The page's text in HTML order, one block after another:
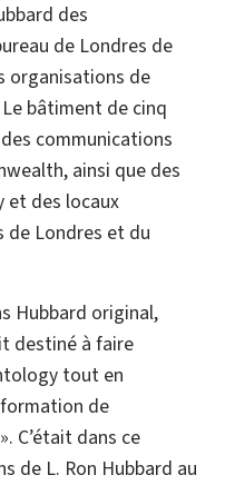
des
de Londres de
organisations de
bâtiment de cinq
communications
ainsi que des
et des locaux
de Londres et du
Hubbard original,
destiné à faire
tout en
de
C’était dans ce
de L. Ron Hubbard au